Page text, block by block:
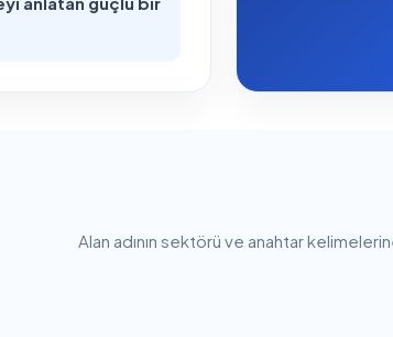
Alan adının sektörü ve anahtar